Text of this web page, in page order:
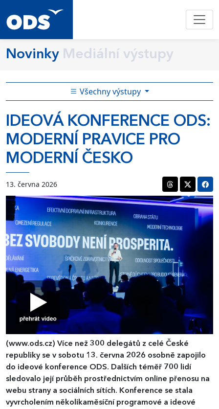
Novinky Mediální výstupy
Všechny výstupy
IDEOVÁ KONFERENCE ODS:
MODERNÍ PRAVICE PRO
MODERNÍ ČESKO
13. června 2026
(www.ods.cz) ​​​​​​​Více než 300 delegátů z celé České
republiky se v sobotu 13. června 2026 osobně zapojilo
do ideové konference ODS. Dalších téměř 700 lidí
sledovalo její průběh prostřednictvím online přenosu na
webu strany a sociálních sítích. Konference se stala
vyvrcholením několikaměsíční programové a ideové